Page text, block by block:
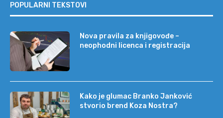
POPULARNI TEKSTOVI
Nova pravila za knjigovođe –
neophodni licenca i registracija
Kako je glumac Branko Janković
stvorio brend Koza Nostra?